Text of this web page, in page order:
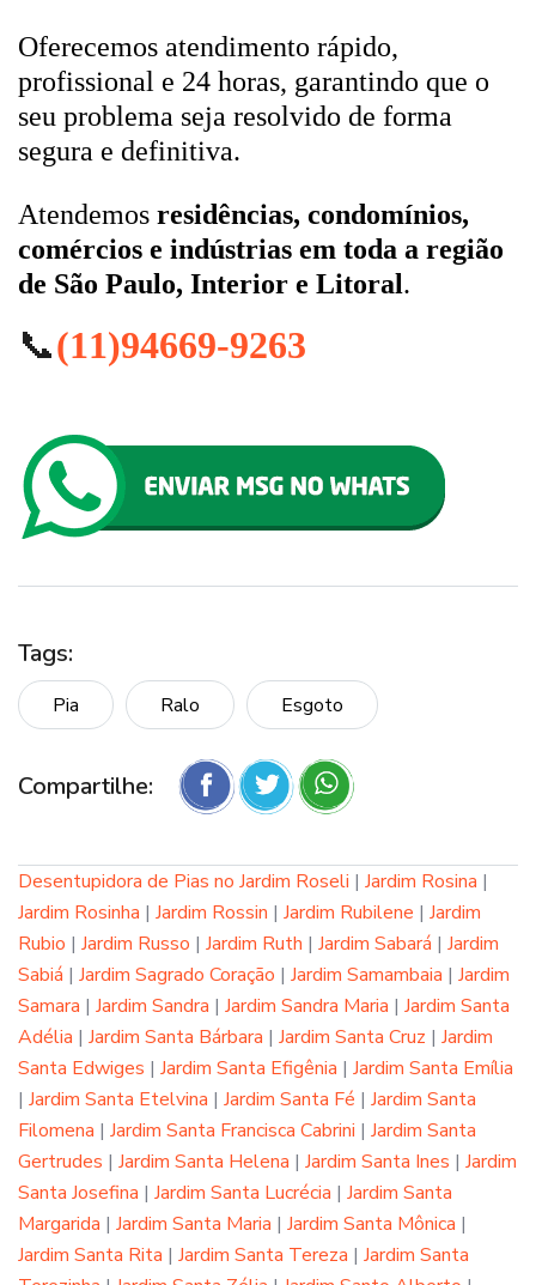
Oferecemos atendimento rápido,
profissional e 24 horas, garantindo que o
seu problema seja resolvido de forma
segura e definitiva.
Atendemos residências, condomínios,
comércios e indústrias em toda a região
de São Paulo, Interior e Litoral.
📞(11)94669-9263
Tags:
Pia Ralo Esgoto
Compartilhe:
Desentupidora de Pias no Jardim Roseli | Jardim Rosina |
Jardim Rosinha | Jardim Rossin | Jardim Rubilene | Jardim
Rubio | Jardim Russo | Jardim Ruth | Jardim Sabará | Jardim
Sabiá | Jardim Sagrado Coração | Jardim Samambaia | Jardim
Samara | Jardim Sandra | Jardim Sandra Maria | Jardim Santa
Adélia | Jardim Santa Bárbara | Jardim Santa Cruz | Jardim
Santa Edwiges | Jardim Santa Efigênia | Jardim Santa Emília
| Jardim Santa Etelvina | Jardim Santa Fé | Jardim Santa
Filomena | Jardim Santa Francisca Cabrini | Jardim Santa
Gertrudes | Jardim Santa Helena | Jardim Santa Ines | Jardim
Santa Josefina | Jardim Santa Lucrécia | Jardim Santa
Margarida | Jardim Santa Maria | Jardim Santa Mônica |
Jardim Santa Rita | Jardim Santa Tereza | Jardim Santa